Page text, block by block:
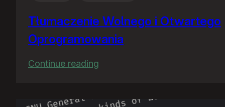
Tłumaczenie Wolnego i Otwartego
Oprogramowania
Continue reading